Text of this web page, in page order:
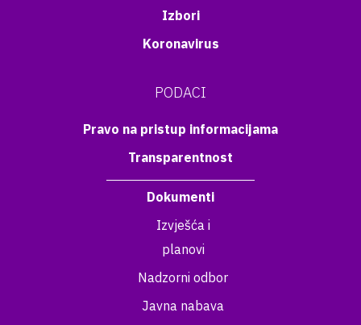
Izbori
Koronavirus
PODACI
Pravo na pristup informacijama
Transparentnost
Dokumenti
Izvješća i
planovi
Nadzorni odbor
Javna nabava